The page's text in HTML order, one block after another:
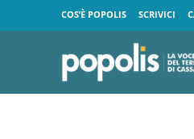
COS’È POPOLIS SCRIVICI